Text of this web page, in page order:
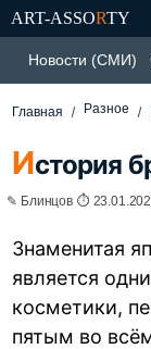
ART-ASSORTY
Новости (СМИ)
Главная Разное
История
✎ Блинцов ⏱
Знаменитая
является
косметики,
пятым во